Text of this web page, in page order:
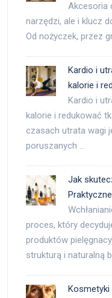
Akcesoria
narzędzi, ale i klucz
Od nożyczek, przez
Kardio i
kalorie i
Kardio i
kalorie i redukować
czasach utrata wagi
poruszanych …
Jak
proces, który
produktów
strukturą i naturalną
Kosmetyki